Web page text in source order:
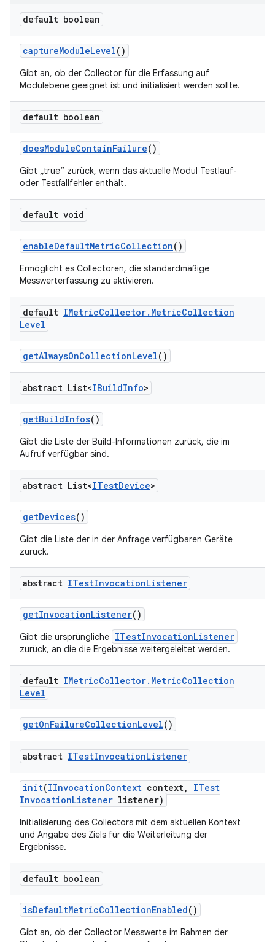
default boolean
captureModuleLevel()
Gibt an, ob der Collector für die Erfassung auf
Modulebene geeignet ist und initialisiert werden sollte.
default boolean
doesModuleContainFailure()
Gibt „true“ zurück, wenn das aktuelle Modul Testlauf-
oder Testfallfehler enthält.
default void
enableDefaultMetricCollection()
Ermöglicht es Collectoren, die standardmäßige
Messwerterfassung zu aktivieren.
default IMetricCollector. MetricCollection
Level
getAlwaysOnCollectionLevel()
abstract List<IBuildInfo>
getBuildInfos()
Gibt die Liste der Build-Informationen zurück, die im
Aufruf verfügbar sind.
abstract List<ITestDevice>
getDevices()
Gibt die Liste der in der Anfrage verfügbaren Geräte
zurück.
abstract ITestInvocationListener
getInvocationListener()
Gibt die ursprüngliche ITestInvocationListener
zurück, an die die Ergebnisse weitergeleitet werden.
default IMetricCollector. MetricCollection
Level
getOnFailureCollectionLevel()
abstract ITestInvocationListener
init(IInvocationContext context,
ITest
InvocationListener listener)
Initialisierung des Collectors mit dem aktuellen Kontext
und Angabe des Ziels für die Weiterleitung der
Ergebnisse.
default boolean
isDefaultMetricCollectionEnabled()
Gibt an, ob der Collector Messwerte im Rahmen der